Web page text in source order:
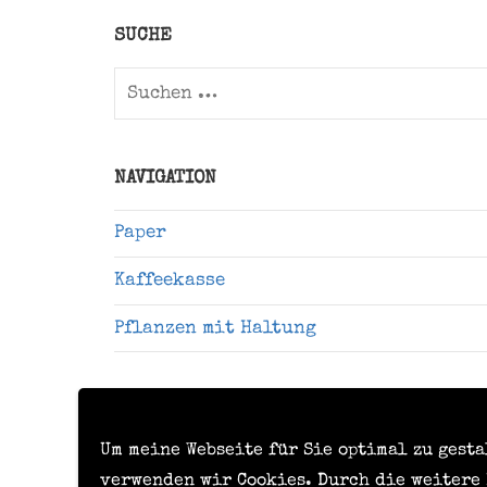
Um meine Webseite für Sie optimal zu
verwenden wir Cookies. Durch die weitere
SUCHE
Suchen
NAVIGATION
Paper
Kaffeekasse
Pflanzen mit Haltung